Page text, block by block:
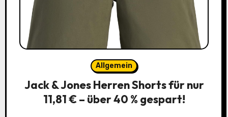
Allgemein
Jack & Jones Herren Shorts für nur
11,81 € – über 40 % gespart!